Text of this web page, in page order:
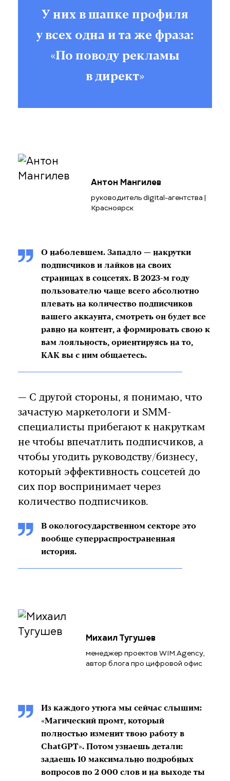
У них в шапке профиля
у всех одна и та же фраза:
«По поводу рекламы
в директ»
Антон Мангилев
руководитель digital-агентства |
Красноярск
О наболевшем. Западло — накрутки
подписчиков и лайков на своих
страницах в соцсетях. В 2023-м году
пользователю чаще всего абсолютно
плевать на количество подписчиков
вашего аккаунта, смотреть он будет все
равно на контент, а формировать свою к
вам лояльность, ориентируясь на то,
КАК вы с ним общаетесь.
— С другой стороны, я понимаю, что
зачастую маркетологи и SMM-
специалисты прибегают к накруткам
не чтобы впечатлить подписчиков, а
чтобы угодить руководству/бизнесу,
который эффективность соцсетей до
сих пор воспринимает через
количество подписчиков.
В окологосударственном секторе это
вообще суперраспространенная
история.
Михаил Тугушев
менеджер проектов WIM.Agency,
автор блога про цифровой офис
Из каждого утюга мы сейчас слышим:
«Магический промт, который
полностью изменит твою работу в
ChatGPT». Потом узнаешь детали:
задаешь 10 максимально подробных
вопросов по 2 000 слов и на выходе ты